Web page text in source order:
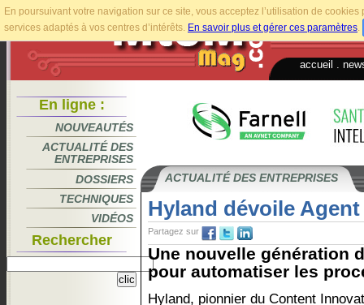
En poursuivant votre navigation sur ce site, vous acceptez l’utilisation de
services adaptés à vos centres d’intérêts. En savoir plus et gérer ces paramètres.
accueil
En ligne :
NOUVEAUTÉS
ACTUALITÉ DES
ENTREPRISES
DOSSIERS
TECHNIQUES
VIDÉOS
Rechercher
ACTUALITÉ DES ENTREPRISES
Hyland dévoile
Partagez sur
Une nouvelle génération
pour automatiser les
Hyland, pionnier du Content